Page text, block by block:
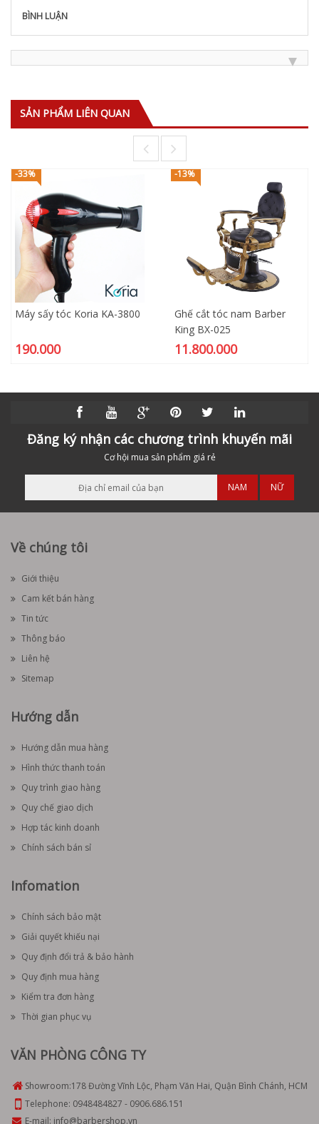
BÌNH LUẬN
SẢN PHẨM LIÊN QUAN
-33%
Máy sấy tóc Koria KA-3800
190.000
-13%
Ghế cắt tóc nam Barber
King BX-025
11.800.000
Đăng ký nhận các chương trình khuyến mãi
Cơ hội mua sản phẩm giá rẻ
NAM NỮ
Về chúng tôi
Giới thiệu
Cam kết bán hàng
Tin tức
Thông báo
Liên hệ
Sitemap
Hướng dẫn
Hướng dẫn mua hàng
Hình thức thanh toán
Quy trình giao hàng
Quy chế giao dịch
Hợp tác kinh doanh
Chính sách bán sỉ
Infomation
Chính sách bảo mật
Giải quyết khiếu nại
Quy định đổi trả & bảo hành
Quy định mua hàng
Kiểm tra đơn hàng
Thời gian phục vụ
VĂN PHÒNG CÔNG TY
Showroom:178 Đường Vĩnh Lộc, Phạm Văn Hai, Quận Bình Chánh, HCM
Telephone: 0948484827 - 0906.686.151
E-mail: info@barbershop.vn